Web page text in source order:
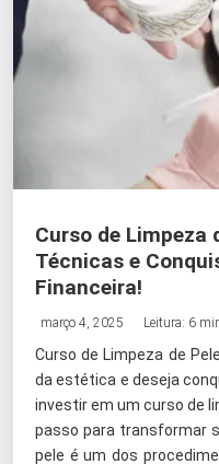
Curso de Limpeza
Técnicas e
Financeira!
março 4, 2025 Leitura: 6
Curso de Limpeza de
da estética e deseja
investir em um curso de
passo para transformar
pele é um dos